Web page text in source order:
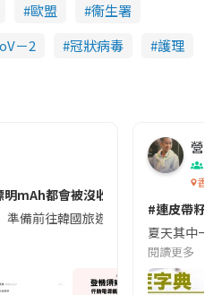
歐盟
衞生署
－2 冠狀病毒 護理
mAh都會被沒收😱出發前切記檢查
準備前往韓國旅遊的民眾，近期要
營養
香港
#連皮帶籽
夏天其中一
閱讀更多